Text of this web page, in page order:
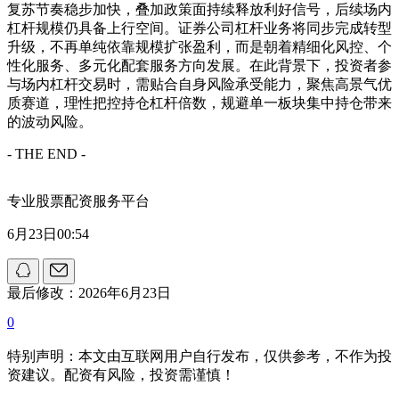
复苏节奏稳步加快，叠加政策面持续释放利好信号，后续场内
杠杆规模仍具备上行空间。证券公司杠杆业务将同步完成转型
升级，不再单纯依靠规模扩张盈利，而是朝着精细化风控、个
性化服务、多元化配套服务方向发展。在此背景下，投资者参
与场内杠杆交易时，需贴合自身风险承受能力，聚焦高景气优
质赛道，理性把控持仓杠杆倍数，规避单一板块集中持仓带来
的波动风险。
- THE END -
专业股票配资服务平台
6月23日00:54
最后修改：2026年6月23日
0
特别声明：本文由互联网用户自行发布，仅供参考，不作为投
资建议。配资有风险，投资需谨慎！